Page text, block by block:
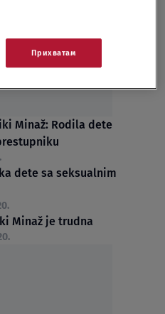
Minaž: Rodila dete
dete sa seksualnim
Minaž je trudna
Прихватам